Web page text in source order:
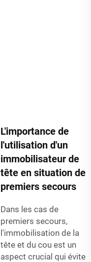
L'importance de
l'utilisation d'un
immobilisateur de
tête en situation de
premiers secours
Dans les cas de
premiers secours,
l'immobilisation de la
tête et du cou est un
aspect crucial qui évite